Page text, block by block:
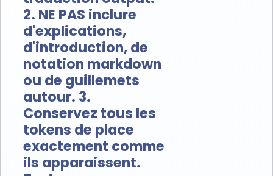
2. NE PAS inclure
d'explications,
d'introduction, de
notation markdown
ou de guillemets
autour. 3.
Conservez tous les
tokens de place
exactement comme
ils apparaissent.